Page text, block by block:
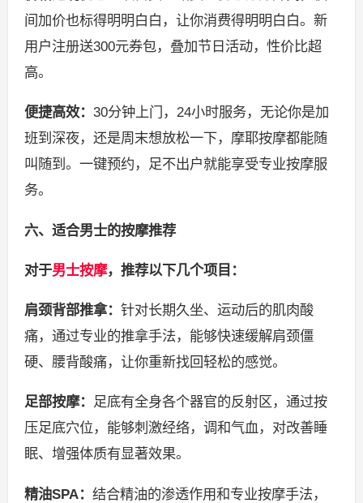
间加价也标得明明白白，让你消费得明明白白。新
用户注册送300元券包，叠加节日活动，性价比超
高。
便捷高效： 30分钟上门，24小时服务，无论你是加
班到深夜，还是周末想放松一下，摩耶按摩都能随
叫随到。一键预约，足不出户就能享受专业按摩服
务。
六、适合男士的按摩推荐
对于男士按摩，推荐以下几个项目：
肩颈背部推拿： 针对长期久坐、运动后的肌肉酸
痛，通过专业的推拿手法，能够快速缓解肩颈僵
硬、腰背酸痛，让你重新找回轻松的感觉。
足部按摩： 足底有全身各个器官的反射区，通过按
压足底穴位，能够刺激经络，调和气血，对改善睡
眠、增强体质有显著效果。
精油SPA： 结合精油的渗透作用和专业按摩手法，